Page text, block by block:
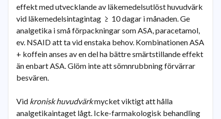
effekt med utvecklande av läkemedelsutlöst huvudvärk
vid läkemedelsintagintag ≥ 10 dagar i månaden. Ge
analgetika i små förpackningar som ASA, paracetamol,
ev. NSAID att ta vid enstaka behov. Kombinationen ASA
+ koffein anses av en del ha bättre smärtstillande effekt
än enbart ASA. Glöm inte att sömnrubbning förvärrar
besvären.
Vid kronisk huvudvärkmycket viktigt att hålla
analgetikaintaget lågt. Icke-farmakologisk behandling